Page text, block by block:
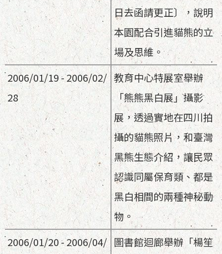
日去函請更正〕，說明
本園配合引進貓熊的立
場及思維。
2006/01/19 - 2006/02/
28
教育中心特展室舉辦
「熊熊黑白展」攝影
展，透過實地在四川拍
攝的貓熊照片，和臺灣
黑熊生態介紹，讓民眾
認識同屬保育類、都是
黑白相間的兩種神秘動
物。
2006/01/20 - 2006/04/ 圖書館迴廊舉辦「楊笙